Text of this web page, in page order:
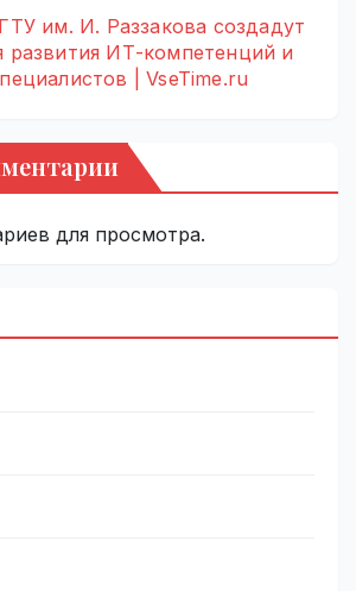
им. И. Раззакова создадут
развития ИТ-компетенций и
| VseTime.ru
для просмотра.